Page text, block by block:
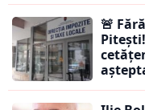
🚨